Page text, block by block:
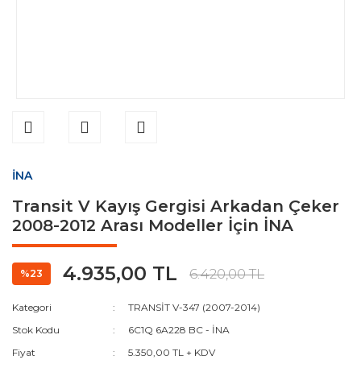
İNA
Transit V Kayış Gergisi Arkadan Çeker
2008-2012 Arası Modeller İçin İNA
%23 4.935,00 TL 6.420,00 TL
Kategori
TRANSİT V-347 (2007-2014)
Stok Kodu
6C1Q 6A228 BC - İNA
Fiyat
5.350,00 TL + KDV